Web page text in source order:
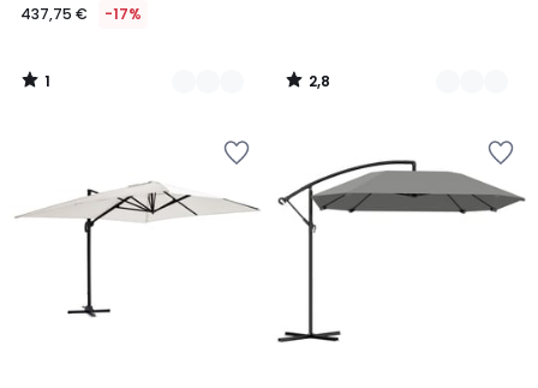
437,75 € -17%
1
/
2,8
/